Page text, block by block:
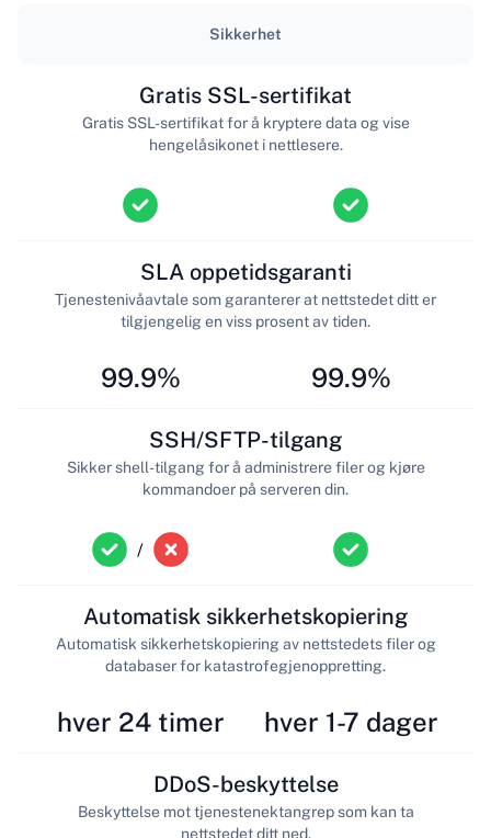
Sikkerhet
Gratis SSL-sertifikat
Gratis SSL-sertifikat for å kryptere data og vise
hengelåsikonet i nettlesere.
99.9%
SLA oppetidsgaranti
Tjenestenivåavtale som garanterer at nettstedet ditt er
tilgjengelig en viss prosent av tiden.
99.9%
/
SSH/SFTP-tilgang
Sikker shell-tilgang for å administrere filer og kjøre
kommandoer på serveren din.
hver 24 timer
Automatisk sikkerhetskopiering
Automatisk sikkerhetskopiering av nettstedets filer og
databaser for katastrofegjenoppretting.
hver 1-7 dager
DDoS-beskyttelse
Beskyttelse mot tjenestenektangrep som kan ta
nettstedet ditt ned.